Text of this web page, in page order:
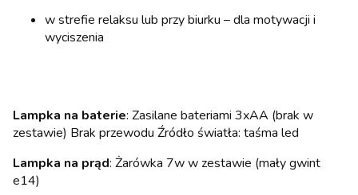
w strefie relaksu lub przy biurku – dla motywacji i
wyciszenia
Lampka na baterie: Zasilane bateriami 3xAA (brak w
zestawie) Brak przewodu Źródło światła: taśma led
Lampka na prąd: Żarówka 7w w zestawie (mały gwint
e14)